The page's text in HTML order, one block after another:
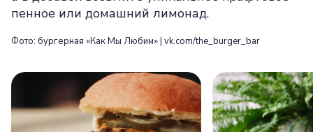
пенное или домашний лимонад.
Фото: бургерная «Как Мы Любим» | vk.com/the_burger_bar